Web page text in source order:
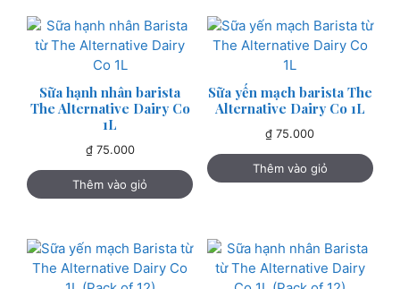
Sữa hạnh nhân barista
The Alternative Dairy Co
1L
₫75.000
Thêm vào giỏ
Sữa yến mạch barista The
Alternative Dairy Co 1L
₫ 75.000
Thêm vào giỏ